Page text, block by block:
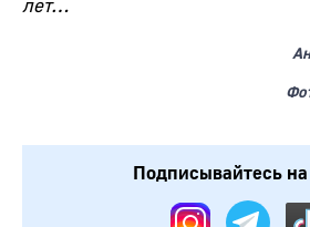
лет…
Подписывайтесь на